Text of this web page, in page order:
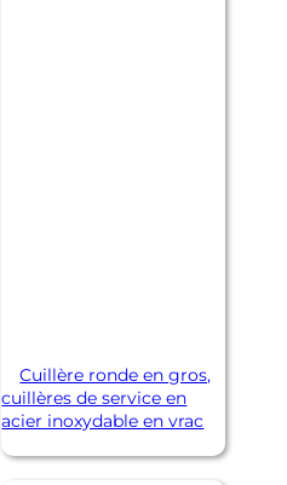
Cuillère ronde en gros,
cuillères de service en
acier inoxydable en vrac